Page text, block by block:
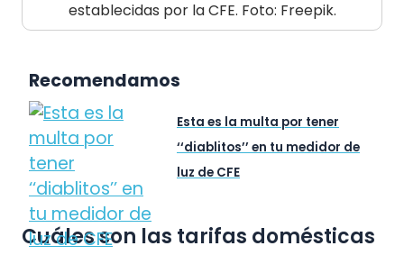
establecidas por la CFE. Foto: Freepik.
Recomendamos
Esta es la multa por tener
‘‘diablitos’’ en tu medidor de
luz de CFE
Cuáles son las tarifas domésticas